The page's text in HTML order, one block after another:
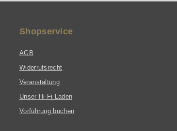
Shopservice
AGB
Widerrufsrecht
Veranstaltung
Unser Hi-Fi Laden
Vorführung buchen